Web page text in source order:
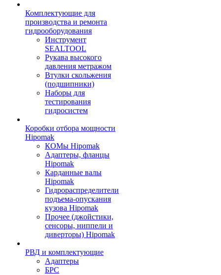
Комплектующие для
производства и ремонта
гидрооборудования
Инструмент
SEALTOOL
Рукава высокого
давления метражом
Втулки скольжения
(подшипники)
Наборы для
тестирования
гидросистем
Коробки отбора мощности
Hipomak
КОМы Hipomak
Адаптеры, фланцы
Hipomak
Карданные валы
Hipomak
Гидрораспределители
подъема-опускания
кузова Hipomak
Прочее (джойстики,
сенсоры, ниппели и
диверторы) Hipomak
РВД и комплектующие
Адаптеры
БРС